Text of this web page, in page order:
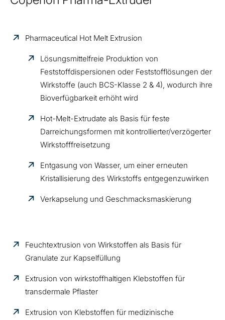
Pharmaceutical Hot Melt Extrusion
Lösungsmittelfreie Produktion von
Feststoffdispersionen oder Feststofflösungen der
Wirkstoffe (auch BCS-Klasse 2 & 4), wodurch ihre
Bioverfügbarkeit erhöht wird
Hot-Melt-Extrudate als Basis für feste
Darreichungsformen mit kontrollierter/verzögerter
Wirkstofffreisetzung
Entgasung von Wasser, um einer erneuten
Kristallisierung des Wirkstoffs entgegenzuwirken
Verkapselung und Geschmacksmaskierung
Feuchtextrusion von Wirkstoffen als Basis für
Granulate zur Kapselfüllung
Extrusion von wirkstoffhaltigen Klebstoffen für
transdermale Pflaster
Extrusion von Klebstoffen für medizinische